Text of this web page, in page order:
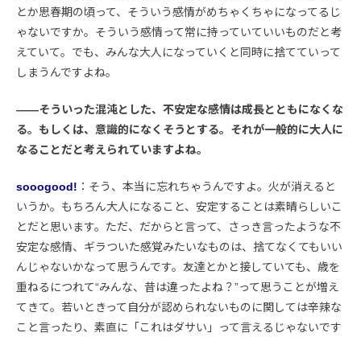
とか思春期の頃って、そういう感情がめちゃくちゃになってるじ
ゃないですか。そういう感情って常に持っていていいものだと考
えていて。でも、みんな大人になっていくと同時に捨てていって
しまうんですよね。
――そういった混沌とした、不安定な感情は成長とともになくな
る。もしくは、意識的になくそうとする。それが一般的に大人に
なることだと考えられていますよね。
sooogood! ：そう、本当に忘れちゃうんですよ。火が消えると
いうか。もちろん大人になること、安定することは素晴らしいこ
とだと思います。ただ、だからと言って、さっき言ったような不
安定な感情、ギラついた感覚みたいなものは、捨てなくてもいい
んじゃないかなって思うんです。友達とかと接していても、歳を
重ねるにつれて“みんな、昔は違ったよね？”って思うことが増え
てきて。若いときって自分が認められないものに関しては辛辣な
こと言ったり、素直に「これはダサい」って言えるじゃないです